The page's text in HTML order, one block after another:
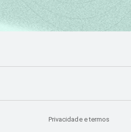
Privacidade e termos